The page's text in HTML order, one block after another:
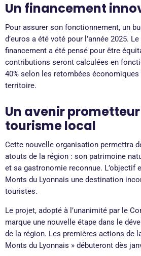
Un financement
Pour assurer son fonctionnement, un
d’euros a été voté pour l’année 2025.
financement a été pensé pour être
contributions seront calculées en
40% selon les retombées
territoire.
Un avenir
tourisme local
Cette nouvelle organisation permettra
atouts de la région : son patrimoine
et sa gastronomie reconnue. L’objectif
Monts du Lyonnais une destination
touristes.
Le projet, adopté à l’unanimité par le
marque une nouvelle étape dans le
de la région. Les premières actions de
Monts du Lyonnais » débuteront dès